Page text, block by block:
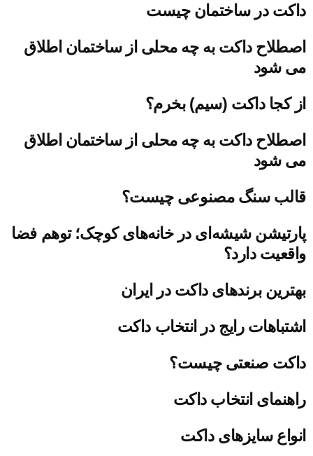
داکت در ساختمان چیست
اصطلاح داکت به چه محلی از ساختمان اطلاق
می شود
از کجا داکت (سیم) بخرم؟
اصطلاح داکت به چه محلی از ساختمان اطلاق
می شود
قالب سنگ مصنوعی چیست؟
پارتیشن شیشه‌ای در خانه‌های کوچک؛ توهم فضا
واقعیت دارد؟
بهترین برندهای داکت در ایران
اشتباهات رایج در انتخاب داکت
داکت صنعتی چیست؟
راهنمای انتخاب داکت
انواع سایزهای داکت